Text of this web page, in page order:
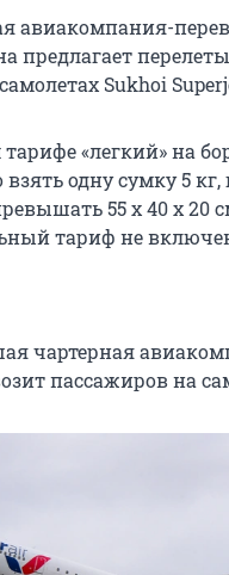
авиакомпания-
предлагает
Sukhoi
«легкий» на
взять одну сумку 5
55 х 40 х 20
тариф не
чартерная
пассажиров на